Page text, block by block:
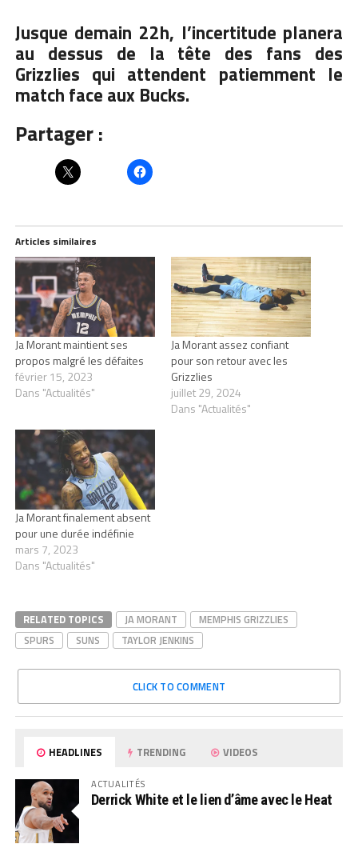
Jusque demain 22h, l’incertitude planera
au dessus de la tête des fans des
Grizzlies qui attendent patiemment le
match face aux Bucks.
Partager :
Articles similaires
Ja Morant maintient ses
propos malgré les défaites
février 15, 2023
Dans "Actualités"
Ja Morant assez confiant
pour son retour avec les
Grizzlies
juillet 29, 2024
Dans "Actualités"
Ja Morant finalement absent
pour une durée indéfinie
mars 7, 2023
Dans "Actualités"
RELATED TOPICS JA MORANT
MEMPHIS GRIZZLIES
SPURS
SUNS TAYLOR JENKINS
CLICK TO COMMENT
HEADLINES TRENDING VIDEOS
ACTUALITÉS
Derrick White et le lien d’âme avec le Heat